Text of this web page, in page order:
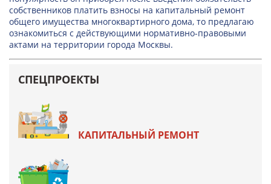
собственников платить взносы на капитальный ремонт
общего имущества многоквартирного дома, то предлагаю
ознакомиться с действующими нормативно-правовыми
актами на территории города Москвы.
СПЕЦПРОЕКТЫ
КАПИТАЛЬНЫЙ РЕМОНТ